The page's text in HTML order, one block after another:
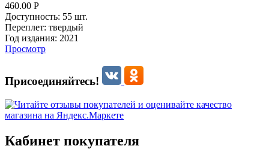
460.00 Р
Доступность: 55 шт.
Переплет: твердый
Год издания: 2021
Просмотр
Присоединяйтесь!
Кабинет покупателя